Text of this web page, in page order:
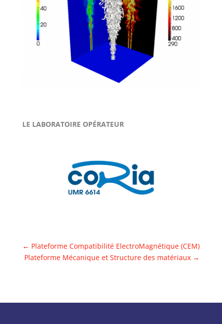
LE LABORATOIRE OPÉRATEUR
← Plateforme Compatibilité ElectroMagnétique (CEM)
Plateforme Mécanique et Structure des matériaux →